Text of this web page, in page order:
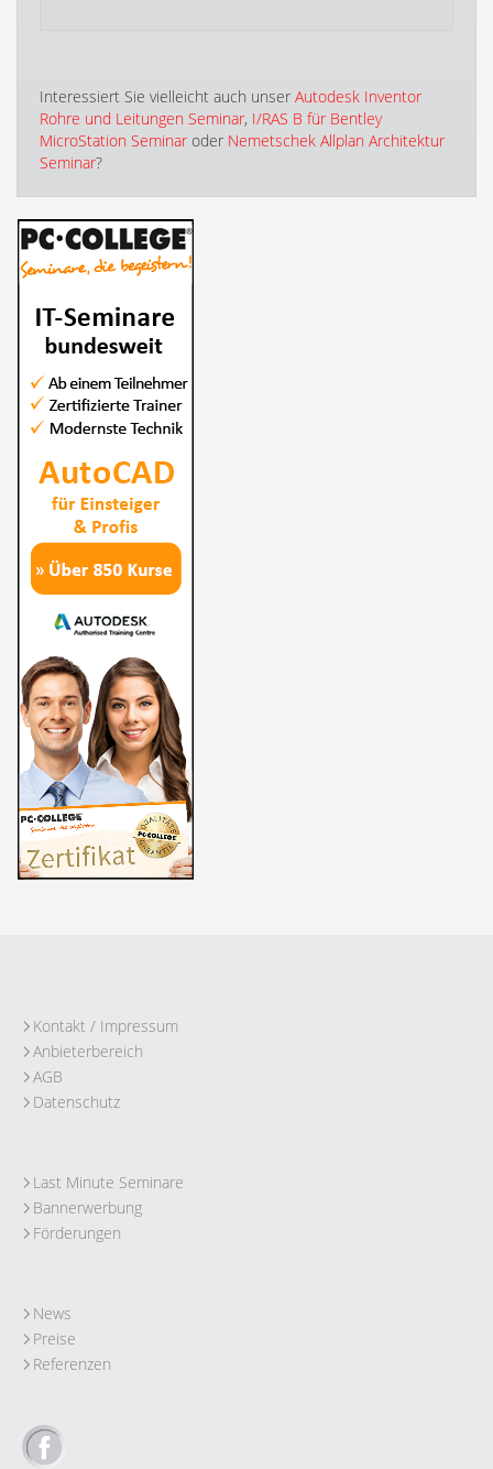
Interessiert Sie vielleicht auch unser Autodesk Inventor
Rohre und Leitungen Seminar, I/RAS B für Bentley
MicroStation Seminar oder Nemetschek Allplan Architektur
Seminar?
Kontakt / Impressum
Anbieterbereich
AGB
Datenschutz
Last Minute Seminare
Bannerwerbung
Förderungen
News
Preise
Referenzen